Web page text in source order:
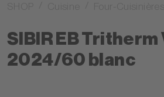
SIBIR EB
2024/60 blanc